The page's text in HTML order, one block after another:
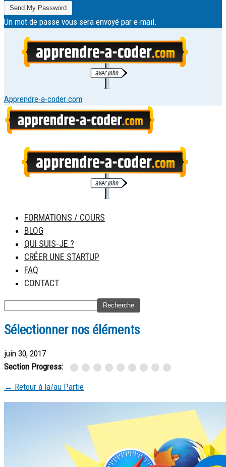
Un mot de passe vous sera envoyé par e-mail.
Apprendre-a-coder.com
FORMATIONS / COURS
BLOG
QUI SUIS-JE ?
CRÉER UNE STARTUP
FAQ
CONTACT
Sélectionner nos éléments
juin 30, 2017
Section Progress:
← Retour à la/au Partie